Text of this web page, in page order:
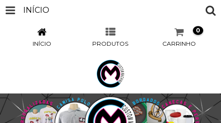
INÍCIO
INÍCIO PRODUTOS CARRINHO
0